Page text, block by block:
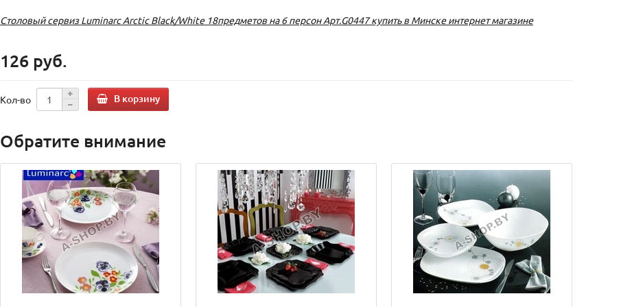
Столовый сервиз Luminarc Arctic Black/White 18предметов на 6 персон Арт.G0447 купить в Минске интернет магазине
126 руб.
Кол-во В корзину
Обратите внимание